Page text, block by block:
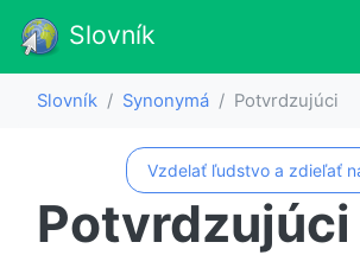
Slovník
Slovník Synonymá Potvrdzujúci
Vzdelať ľudstvo a zdieľať
Potvrdzujúci